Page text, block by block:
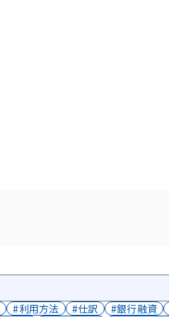
#利用方法 #仕訳 #銀行融資